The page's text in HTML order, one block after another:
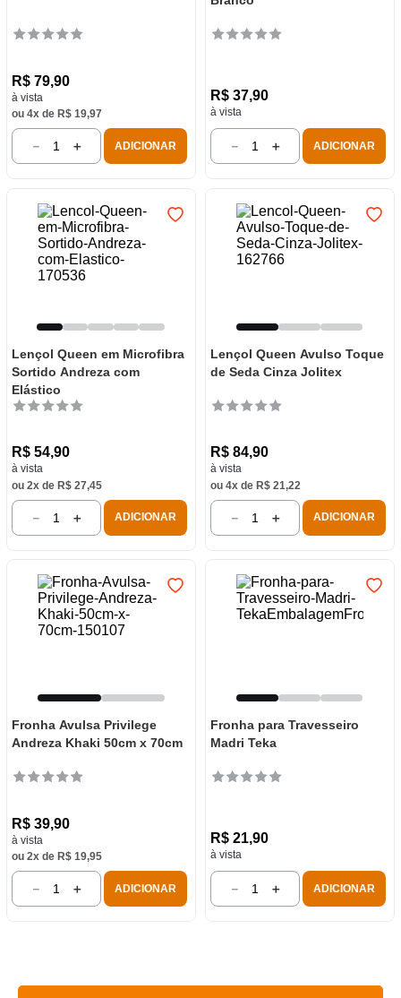
R$ 79,90
à vista
ou 4x de R$ 19,97
＋
－ ADICIONAR
R$ 37,90
à vista
＋
－ ADICIONAR
Lençol Queen em Microfibra
Sortido Andreza com
Elástico
R$ 54,90
à vista
ou 2x de R$ 27,45
＋
－ ADICIONAR
Lençol Queen Avulso Toque
de Seda Cinza Jolitex
R$ 84,90
à vista
ou 4x de R$ 21,22
＋
－ ADICIONAR
Fronha Avulsa Privilege
Andreza Khaki 50cm x 70cm
R$ 39,90
à vista
ou 2x de R$ 19,95
＋
－ ADICIONAR
Fronha para Travesseiro
Madri Teka
R$ 21,90
à vista
＋
－ ADICIONAR